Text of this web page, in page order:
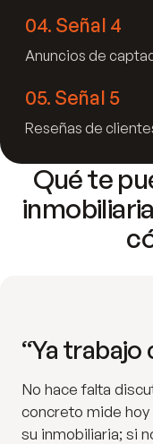
04. Señal 4
Anuncios de
05. Señal 5
Reseñas de
Qué te
“Ya trabajo
No hace falta
concreto mide hoy
su inmobiliaria; si